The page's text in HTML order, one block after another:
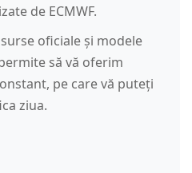
de ECMWF.
oficiale și modele
să vă oferim
pe care vă puteți
ziua.